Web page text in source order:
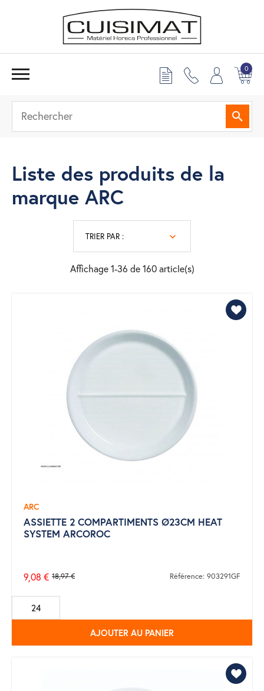
0
Liste des produits de la
marque ARC
TRIER PAR :
Affichage 1-36 de 160 article(s)
ARC
ASSIETTE 2 COMPARTIMENTS Ø23CM HEAT
SYSTEM ARCOROC
Prix
de
base
18,97 €
9,08 € Référence: 903291GF
AJOUTER AU PANIER